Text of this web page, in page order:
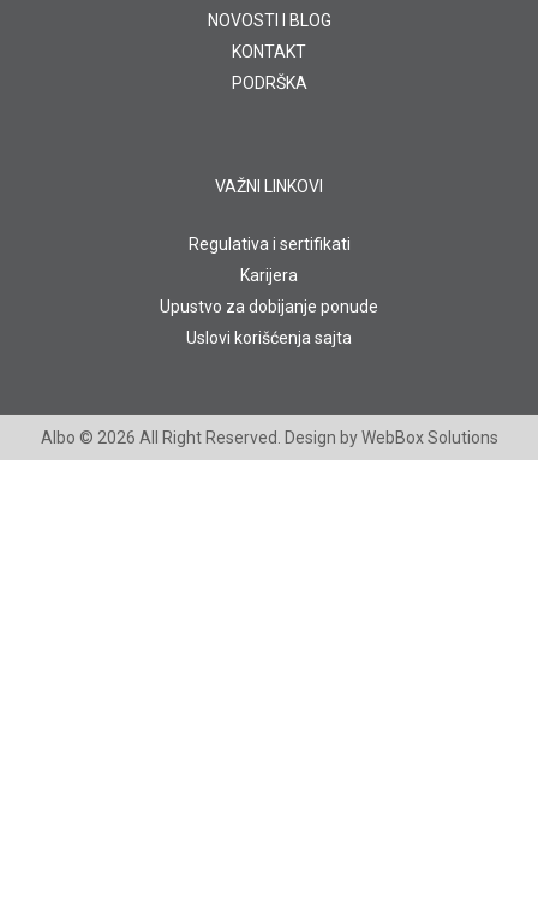
NOVOSTI I BLOG
KONTAKT
PODRŠKA
VAŽNI LINKOVI
Regulativa i sertifikati
Karijera
Upustvo za dobijanje ponude
Uslovi korišćenja sajta
Albo © 2026 All Right Reserved. Design byWebBox Solutions